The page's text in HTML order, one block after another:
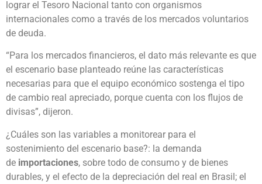
lograr el Tesoro Nacional tanto con organismos
internacionales como a través de los mercados voluntarios
de deuda.
“Para los mercados financieros, el dato más relevante es que
el escenario base planteado reúne las características
necesarias para que el equipo económico sostenga el tipo
de cambio real apreciado, porque cuenta con los flujos de
divisas”, dijeron.
¿Cuáles son las variables a monitorear para el
sostenimiento del escenario base?: la demanda
de importaciones, sobre todo de consumo y de bienes
durables, y el efecto de la depreciación del real en Brasil; el